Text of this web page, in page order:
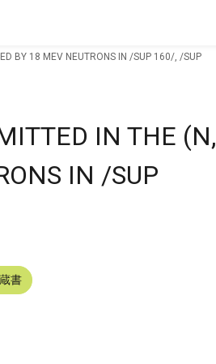
BY 18 MEV NEUTRONS IN /SUP 160/, /SUP
IN THE (N,
IN /SUP
書